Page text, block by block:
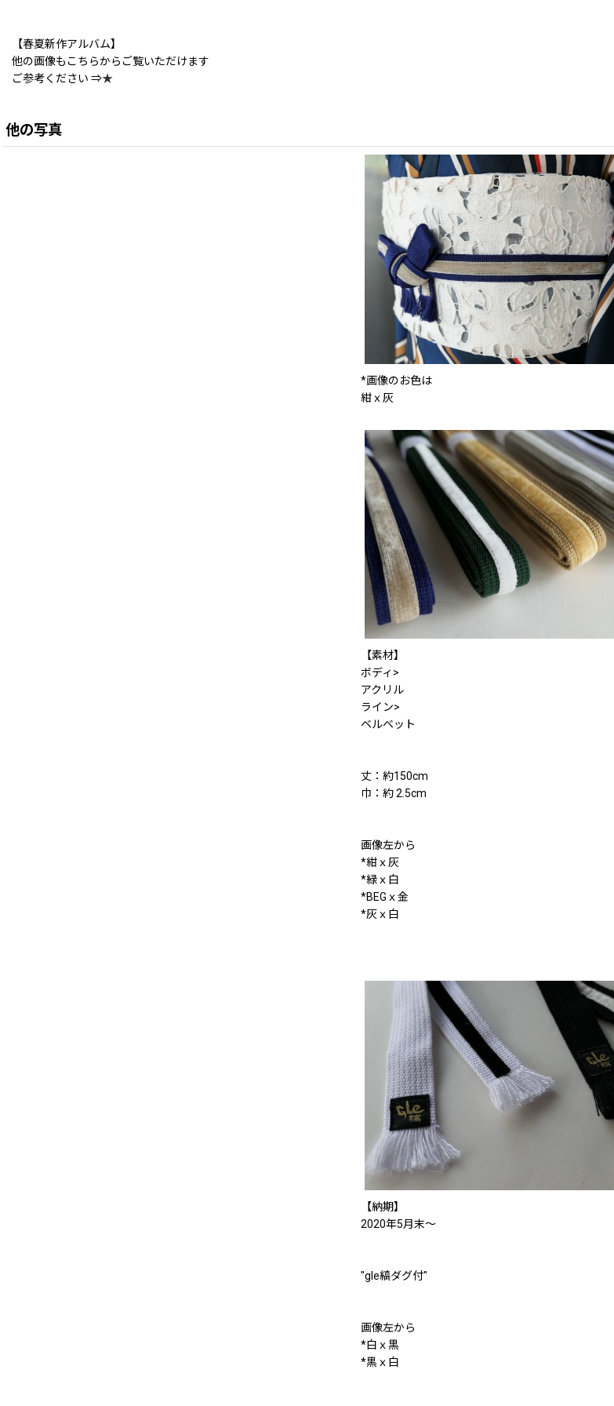
【春夏新作アルバム】
他の画像もこちらからご覧いただけます
ご参考ください ⇒★
他の写真
*画像のお色は
紺ｘ灰
【素材】
ボディ>
アクリル
ライン>
ベルベット
丈：約150cm
巾：約 2.5cm
画像左から
*紺ｘ灰
*緑ｘ白
*BEGｘ金
*灰ｘ白
【納期】
2020年5月末〜
"gle縞ダグ付"
画像左から
*白ｘ黒
*黒ｘ白